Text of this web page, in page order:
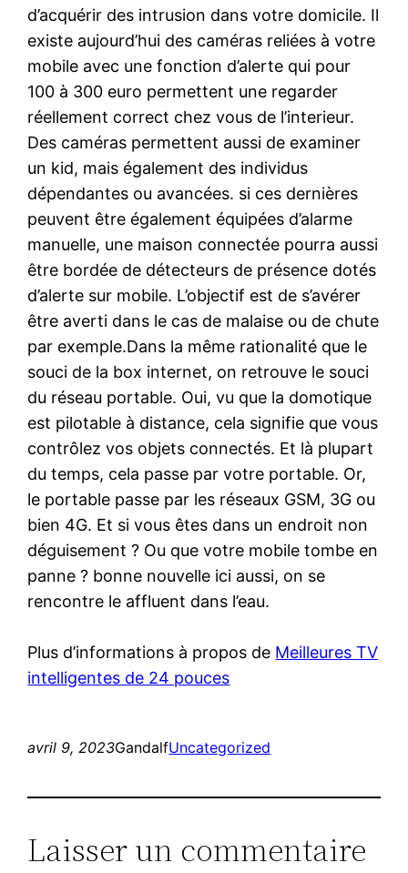
d’acquérir des intrusion dans votre domicile. Il
existe aujourd’hui des caméras reliées à votre
mobile avec une fonction d’alerte qui pour
100 à 300 euro permettent une regarder
réellement correct chez vous de l’interieur.
Des caméras permettent aussi de examiner
un kid, mais également des individus
dépendantes ou avancées. si ces dernières
peuvent être également équipées d’alarme
manuelle, une maison connectée pourra aussi
être bordée de détecteurs de présence dotés
d’alerte sur mobile. L’objectif est de s’avérer
être averti dans le cas de malaise ou de chute
par exemple.Dans la même rationalité que le
souci de la box internet, on retrouve le souci
du réseau portable. Oui, vu que la domotique
est pilotable à distance, cela signifie que vous
contrôlez vos objets connectés. Et là plupart
du temps, cela passe par votre portable. Or,
le portable passe par les réseaux GSM, 3G ou
bien 4G. Et si vous êtes dans un endroit non
déguisement ? Ou que votre mobile tombe en
panne ? bonne nouvelle ici aussi, on se
rencontre le affluent dans l’eau.
Plus d’informations à propos de Meilleures TV
intelligentes de 24 pouces
avril 9, 2023GandalfUncategorized
Laisser un commentaire